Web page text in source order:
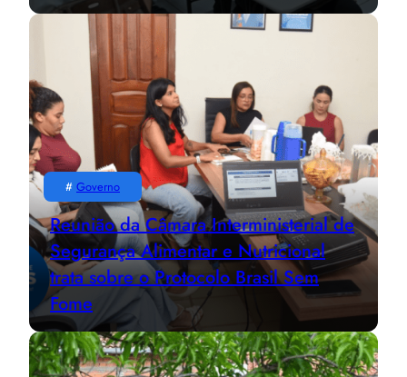
# Governo
Reunião da Câmara Interministerial de
Segurança Alimentar e Nutricional
trata sobre o Protocolo Brasil Sem
Fome